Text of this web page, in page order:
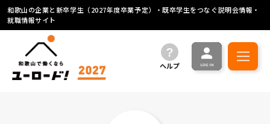
和歌山の企業と新卒学生（2027年度卒業予定）・既卒学生をつなぐ説明会情報・
就職情報サイト
ヘルプ